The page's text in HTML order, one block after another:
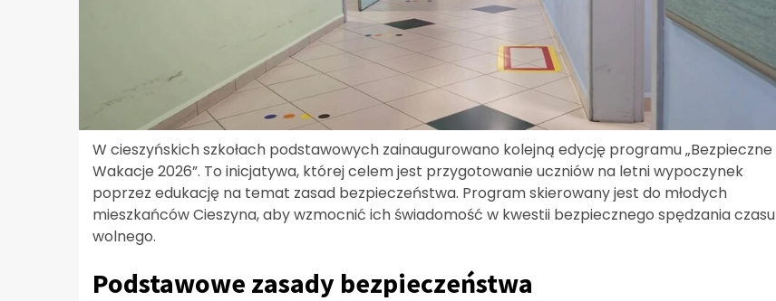
W cieszyńskich szkołach podstawowych zainaugurowano kolejną edycję programu „Bezpieczne
Wakacje 2026”. To inicjatywa, której celem jest przygotowanie uczniów na letni wypoczynek
poprzez edukację na temat zasad bezpieczeństwa. Program skierowany jest do młodych
mieszkańców Cieszyna, aby wzmocnić ich świadomość w kwestii bezpiecznego spędzania czasu
wolnego.
Podstawowe zasady bezpieczeństwa